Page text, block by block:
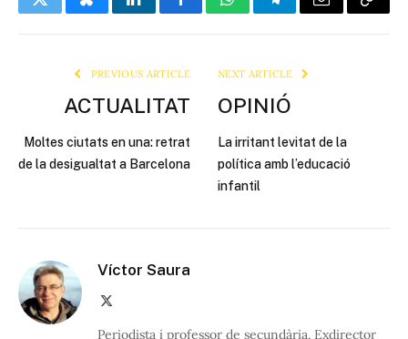
TwitterBlueskyLinkedInFacebookWhatsAppTelegramEmail Copy
PREVIOUS ARTICLE
ACTUALITAT
Moltes ciutats en una: retrat
de la desigualtat a Barcelona
NEXT ARTICLE
OPINIÓ
La irritant levitat de la
política amb l’educació
infantil
Víctor Saura
Periodista i professor de secundària. Exdirector